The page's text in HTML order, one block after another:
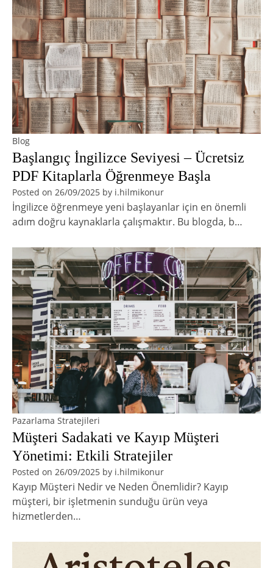
Blog
Başlangıç İngilizce Seviyesi – Ücretsiz
PDF Kitaplarla Öğrenmeye Başla
Posted on 26/09/2025 by i.hilmikonur
İngilizce öğrenmeye yeni başlayanlar için en önemli
adım doğru kaynaklarla çalışmaktır. Bu blogda, b…
Pazarlama Stratejileri
Müşteri Sadakati ve Kayıp Müşteri
Yönetimi: Etkili Stratejiler
Posted on 26/09/2025 by i.hilmikonur
Kayıp Müşteri Nedir ve Neden Önemlidir? Kayıp
müşteri, bir işletmenin sunduğu ürün veya
hizmetlerden…